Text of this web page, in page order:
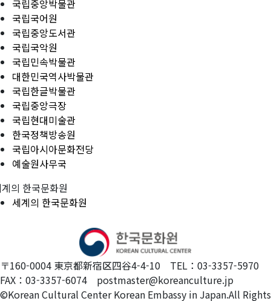
국립중앙박물관
국립국어원
국립중앙도서관
국립국악원
국립민속박물관
대한민국역사박물관
국립한글박물관
국립중앙극장
국립현대미술관
한국정책방송원
국립아시아문화전당
예술원사무국
의 한국문화원
세계의 한국문화원
〒160-0004 東京都新宿区四谷4-4-10 TEL：03-3357-5970
FAX：03-3357-6074 postmaster@koreanculture.jp
©Korean Cultural Center Korean Embassy in Japan.All Rights